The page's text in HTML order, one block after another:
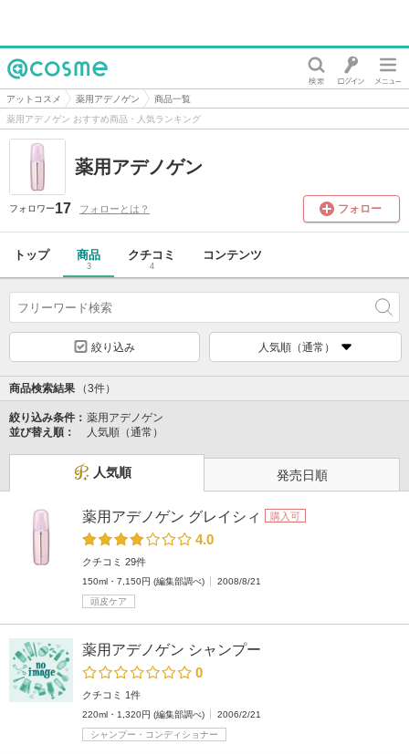
@cosme
アットコスメ 薬用アデノゲン
商品一覧
薬用アデノゲン おすすめ商品・人気ランキング
薬用アデノゲン
フォロワー17 フォローとは？ フォロー
トップ 商品
3
クチコミ
4
コンテンツ
絞り込み 人気順（通常）
商品検索結果 （3件）
絞り込み条件： 薬用アデノゲン
並び替え順：
人気順（通常）
人気順 発売日順
薬用アデノゲン グレイシィ 購入可
4.0
クチコミ 29件
150ml・7,150円 (編集部調べ)
2008/8/21
頭皮ケア
薬用アデノゲン シャンプー
0
クチコミ 1件
220ml・1,320円 (編集部調べ)
2006/2/21
シャンプー・コンディショナー